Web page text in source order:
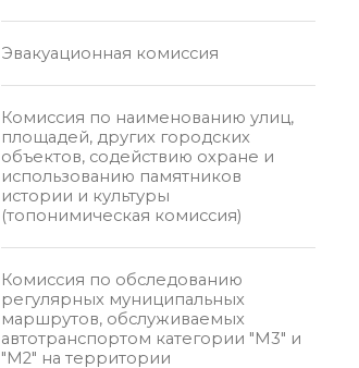
Эвакуационная комиссия
Комиссия по наименованию улиц,
площадей, других городских
объектов, содействию охране и
использованию памятников
истории и культуры
(топонимическая комиссия)
Комиссия по обследованию
регулярных муниципальных
маршрутов, обслуживаемых
автотранспортом категории "М3" и
"М2" на территории